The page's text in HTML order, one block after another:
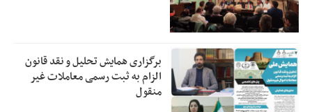
برگزاری همایش تحلیل و نقد قانون
الزام به ثبت رسمی معاملات غیر
منقول